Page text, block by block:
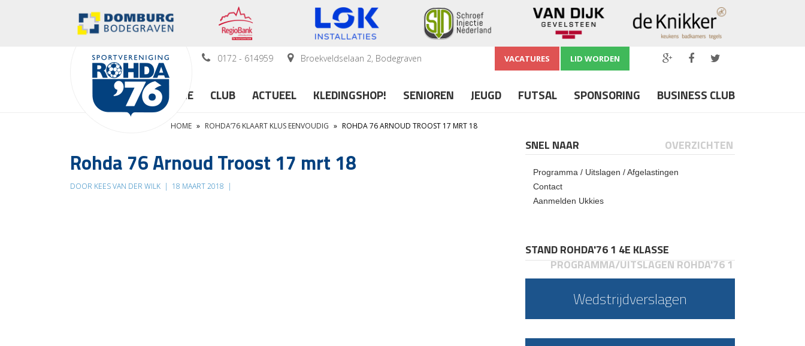
0172 - 614959 Broekveldselaan 2, Bodegraven VACATURES LID WORDEN
HOME CLUB ACTUEEL KLEDINGSHOP! SENIOREN JEUGD FUTSAL SPONSORING BUSINESS CLUB
HOME » ROHDA’76 KLAART KLUS EENVOUDIG » ROHDA 76 ARNOUD TROOST 17 MRT 18
Rohda 76 Arnoud Troost 17 mrt 18
DOOR KEES VAN DER WILK | 18 MAART 2018 |
SNEL NAAR OVERZICHTEN
Programma / Uitslagen / Afgelastingen
Contact
Aanmelden Ukkies
STAND ROHDA'76 1 4E KLASSE
PROGRAMMA/UITSLAGEN ROHDA'76 1
Wedstrijdverslagen